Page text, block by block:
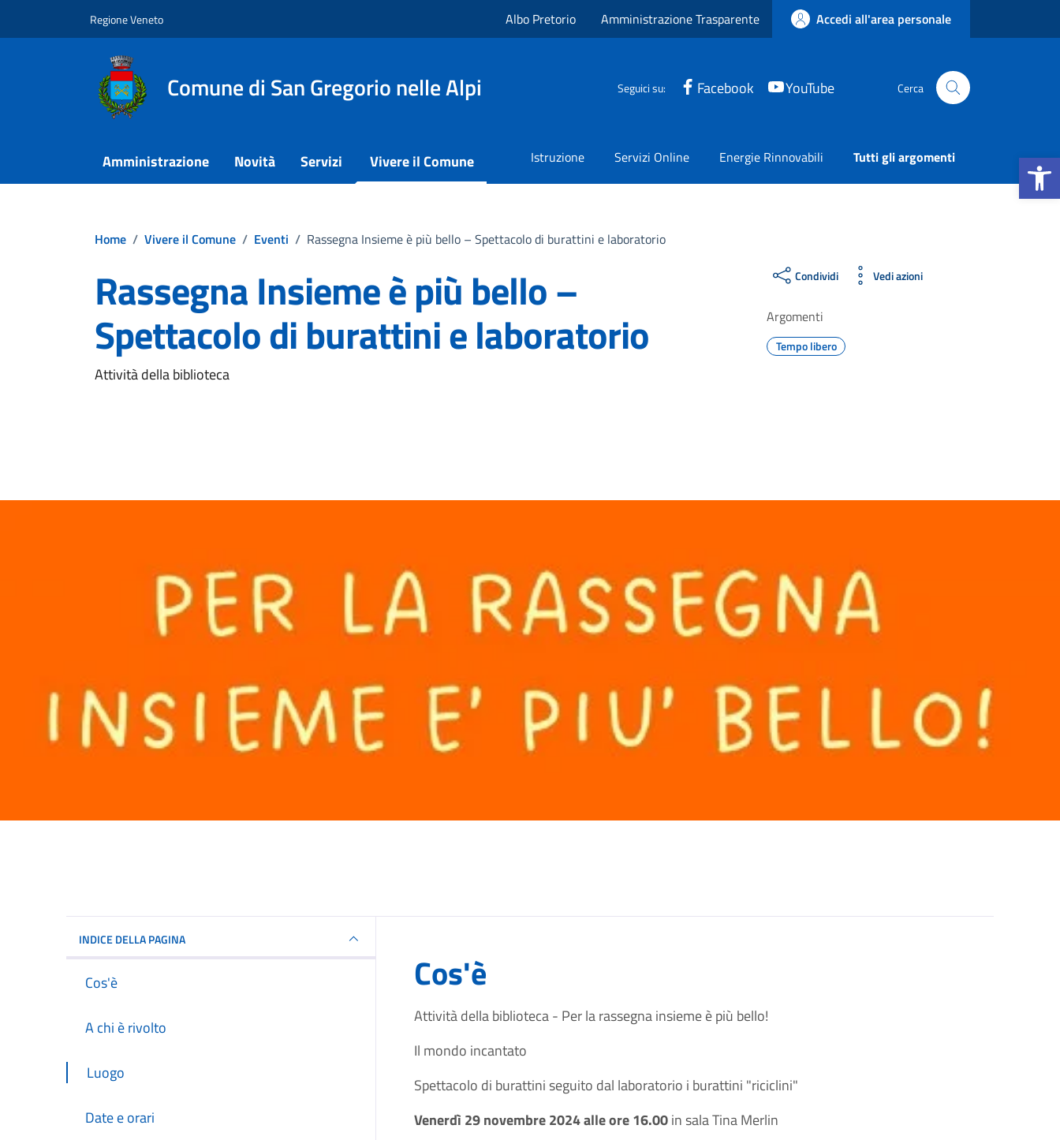
Apri la
Regione Veneto Albo Pretorio Amministrazione Trasparente Accedi all'area personale
Comune di San Gregorio nelle Alpi Seguici su: Facebook YouTube Cerca
Amministrazione Novità Servizi Vivere il Comune Istruzione Servizi Online Energie Rinnovabili Tutti gli argomenti
Home / Vivere il Comune / Eventi / Rassegna Insieme è più bello – Spettacolo di burattini e laboratorio
Rassegna Insieme è più bello –
Spettacolo di burattini e laboratorio
Attività della biblioteca
Condividi Vedi azioni
Argomenti
Tempo libero
INDICE DELLA PAGINA
Cos'è
A chi è rivolto
Luogo
Date e orari
Cos'è
Attività della biblioteca - Per la rassegna insieme è più bello!
Il mondo incantato
Spettacolo di burattini seguito dal laboratorio i burattini "riciclini"
Venerdì 29 novembre 2024 alle ore 16.00in sala Tina Merlin